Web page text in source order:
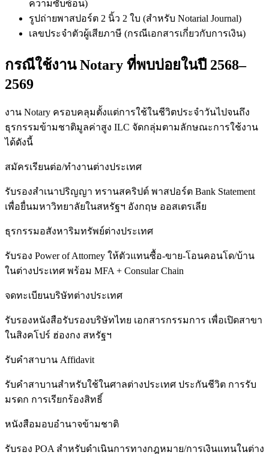
ความซับซ้อน)
รูปถ่ายพาสปอร์ต 2 นิ้ว 2 ใบ (สำหรับ Notarial Journal)
เลขประจำตัวผู้เสียภาษี (กรณีเอกสารเกี่ยวกับการเงิน)
กรณีใช้งาน Notary ที่พบบ่อยในปี 2568–
2569
งาน Notary ครอบคลุมตั้งแต่การใช้ในชีวิตประจำวันไปจนถึง
ธุรกรรมข้ามชาติมูลค่าสูง ILC จัดกลุ่มตามลักษณะการใช้งาน
ได้ดังนี้
สมัครเรียนต่อ/ทำงานต่างประเทศ
รับรองสำเนาปริญญา ทรานสคริปต์ พาสปอร์ต Bank Statement
เพื่อยื่นมหาวิทยาลัยในสหรัฐฯ อังกฤษ ออสเตรเลีย
ธุรกรรมอสังหาริมทรัพย์ต่างประเทศ
รับรอง Power of Attorney ให้ตัวแทนซื้อ-ขาย-โอนคอนโด/บ้าน
ในต่างประเทศ พร้อม MFA + Consular Chain
จดทะเบียนบริษัทต่างประเทศ
รับรองหนังสือรับรองบริษัทไทย เอกสารกรรมการ เพื่อเปิดสาขา
ในสิงคโปร์ ฮ่องกง สหรัฐฯ
รับคำสาบาน Affidavit
รับคำสาบานสำหรับใช้ในศาลต่างประเทศ ประกันชีวิต การรับ
มรดก การเรียกร้องสิทธิ์
หนังสือมอบอำนาจข้ามชาติ
รับรอง POA สำหรับดำเนินการทางกฎหมาย/การเงินแทนในต่าง